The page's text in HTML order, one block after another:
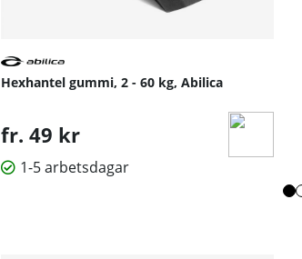
Hexhantel gummi, 2 - 60 kg, Abilica
fr. 49 kr
1-5 arbetsdagar